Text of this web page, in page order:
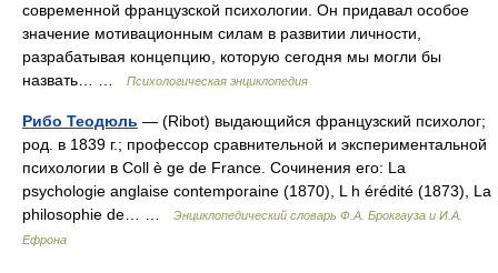
современной французской психологии. Он придавал особое
значение мотивационным силам в развитии личности,
разрабатывая концепцию, которую сегодня мы могли бы
назвать… …
Психологическая энциклопедия
Рибо Теодюль — (Ribot) выдающийся французский психолог;
род. в 1839 г.; профессор сравнительной и экспериментальной
психологии в Coll è ge de France. Сочинения его: La
psychologie anglaise contemporaine (1870), L h érédité (1873), La
philosophie de… …
Энциклопедический словарь Ф.А. Брокгауза и И.А.
Ефрона